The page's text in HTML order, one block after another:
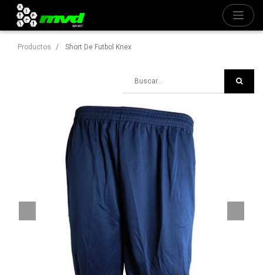
Productos Short De Futbol Knex